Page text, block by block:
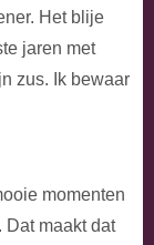
Het blije
jaren met
zus. Ik bewaar
momenten
Dat maakt dat